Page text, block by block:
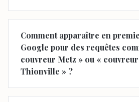
Comment apparaître en
Google pour des requêtes
couvreur Metz » ou « couvreur
Thionville » ?